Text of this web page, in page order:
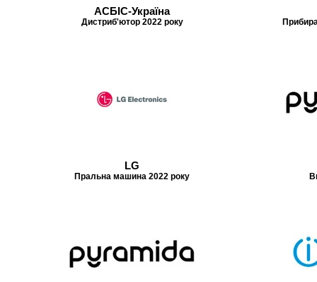
АСБІС-Україна
Дистриб'ютор 2022 року
LG
Пральна машина 2022 року